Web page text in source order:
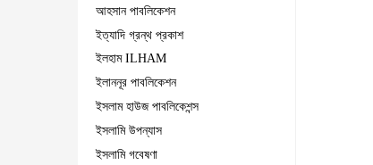
আহসান পাবলিকেশন
ইত্যাদি গ্রন্থ প্রকাশ
ইলহাম ILHAM
ইলাননূর পাবলিকেশন
ইসলাম হাউজ পাবলিকেশন্স
ইসলামি উপন্যাস
ইসলামি গবেষণা